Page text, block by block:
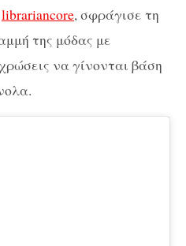
librariancore, σφράγισε τη
της μόδας με
να γίνονται βάση